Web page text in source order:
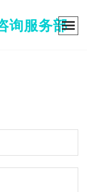
询服务部